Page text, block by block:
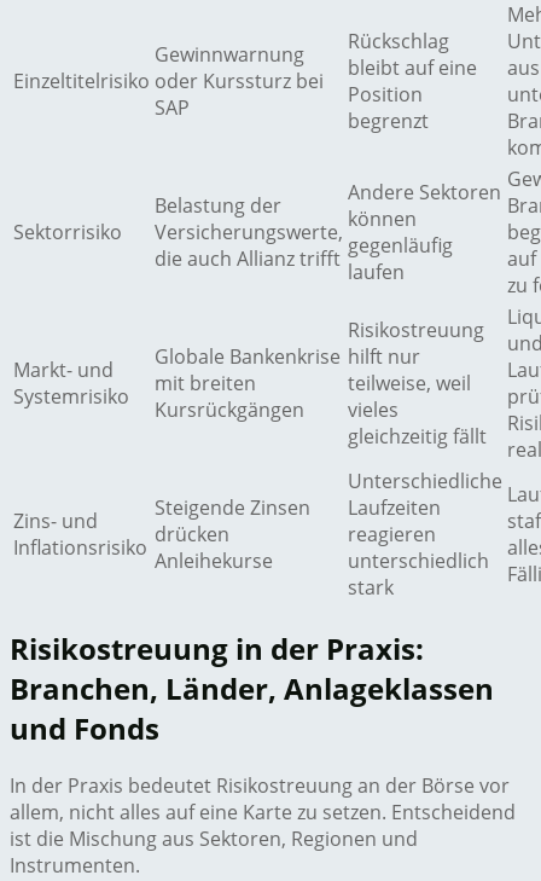
Einzeltitelrisiko
Gewinnwarnung
oder Kurssturz bei
SAP
Rückschlag
bleibt auf eine
Position
begrenzt
aus
Sektorrisiko
Belastung der
Versicherungswerte,
die auch Allianz trifft
Andere Sektoren
können
gegenläufig
laufen
auf
zu
Markt- und
Systemrisiko
Globale Bankenkrise
mit breiten
Kursrückgängen
Risikostreuung
hilft nur
teilweise, weil
vieles
gleichzeitig fällt
Zins- und
Inflationsrisiko
Steigende Zinsen
drücken
Anleihekurse
Unterschiedliche
Laufzeiten
reagieren
unterschiedlich
stark
Risikostreuung in der Praxis:
Branchen, Länder, Anlageklassen
und Fonds
In der Praxis bedeutet Risikostreuung an der Börse vor
allem, nicht alles auf eine Karte zu setzen. Entscheidend
ist die Mischung aus Sektoren, Regionen und
Instrumenten.